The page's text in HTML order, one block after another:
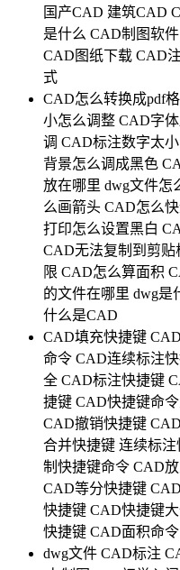
国产CAD 建筑CAD
是什么 CAD制图软件
CAD图纸下载 CAD
式
CAD怎么转换成pdf
小怎么调整 CAD字
调 CAD标注数字太
背景怎么调成黑色
放在哪里 dwg文件怎
么画箭头 CAD怎么
打印怎么设置黑白
CAD无法复制到剪贴
限 CAD怎么算面积
的文件在哪里 dwg是
什么是CAD
CAD填充快捷键
命令 CAD连续标注
全 CAD标注快捷键
捷键 CAD快捷键命
CAD撤销快捷键
合并快捷键 连续标注
制快捷键命令 CAD
CAD等分快捷键
快捷键 CAD快捷键
快捷键 CAD面积命令
dwg文件 CAD标注